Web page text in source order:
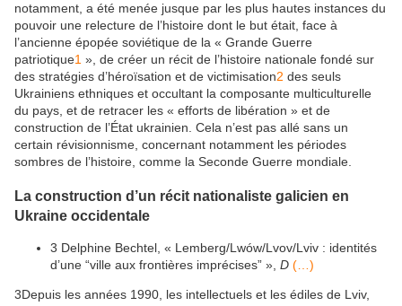
notamment, a été menée jusque par les plus hautes instances du
pouvoir une relecture de l’histoire dont le but était, face à
l’ancienne épopée soviétique de la « Grande Guerre
patriotique1 », de créer un récit de l’histoire nationale fondé sur
des stratégies d’héroïsation et de victimisation2 des seuls
Ukrainiens ethniques et occultant la composante multiculturelle
du pays, et de retracer les « efforts de libération » et de
construction de l’État ukrainien. Cela n’est pas allé sans un
certain révisionnisme, concernant notamment les périodes
sombres de l’histoire, comme la Seconde Guerre mondiale.
La construction d’un récit nationaliste galicien en
Ukraine occidentale
3 Delphine Bechtel, « Lemberg/Lwów/Lvov/Lviv : identités
d’une “ville aux frontières imprécises” », D (…)
3Depuis les années 1990, les intellectuels et les édiles de Lviv,